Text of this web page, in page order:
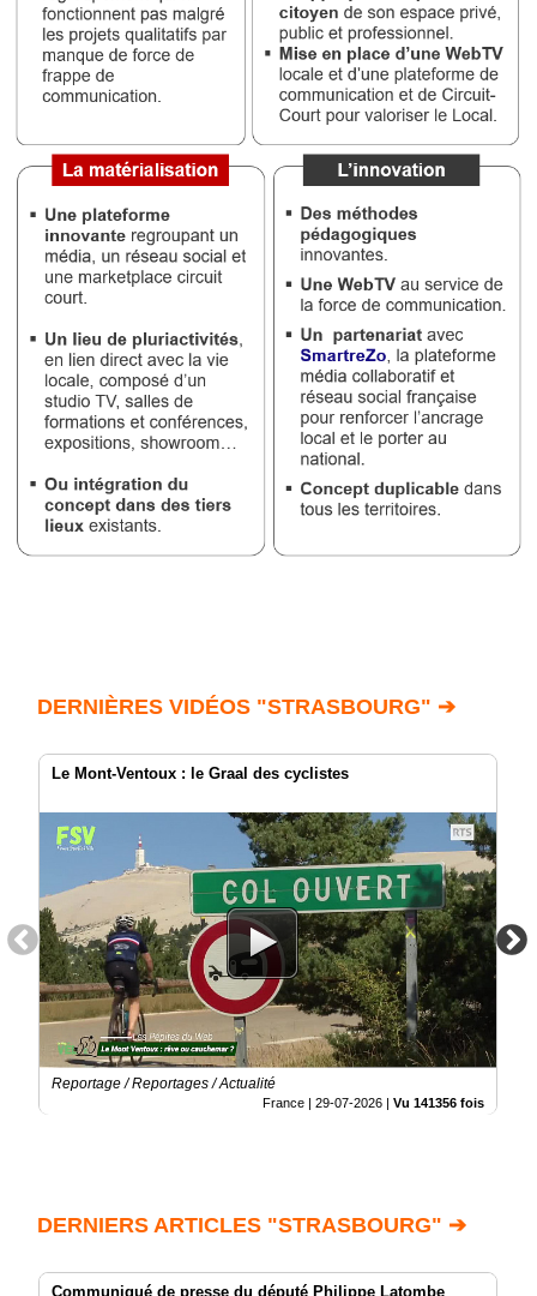
DERNIÈRES VIDÉOS "STRASBOURG" ➔
Le Mont-Ventoux : le Graal des cyclistes
Reportage / Reportages / Actualité
France | 29-07-2026 | Vu 141356 fois
DERNIERS ARTICLES "STRASBOURG" ➔
Communiqué de presse du député Philippe Latombe